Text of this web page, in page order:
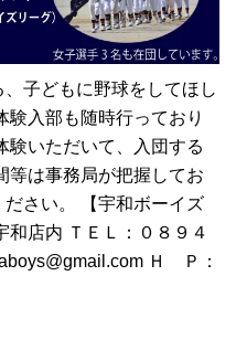
子どもに野球をしてほし
験入部も随時行っており
験いただいて、入団する
等は事務局が把握してお
さい。 【宇和ボーイズ
和店内 ＴＥＬ：０８９４
Ｈ Ｐ：